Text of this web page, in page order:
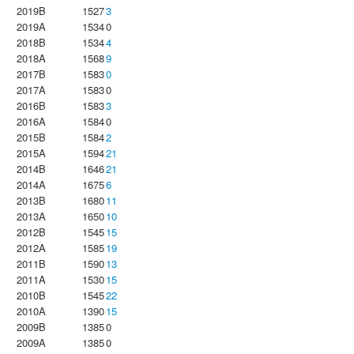
2019B
15273
2019A
15340
2018B
15344
2018A
15689
2017B
15830
2017A
15830
2016B
15833
2016A
15840
2015B
15842
2015A
159421
2014B
164621
2014A
16756
2013B
168011
2013A
165010
2012B
154515
2012A
158519
2011B
159013
2011A
153015
2010B
154522
2010A
139015
2009B
13850
2009A
13850